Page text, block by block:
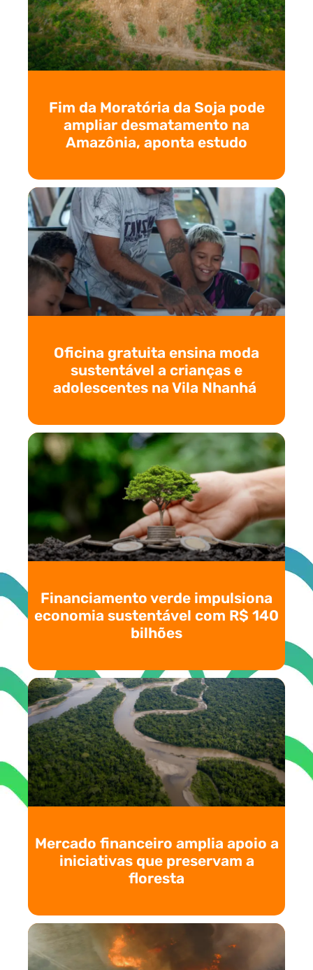
Fim da Moratória da Soja pode
ampliar desmatamento na
Amazônia, aponta estudo
Oficina gratuita ensina moda
sustentável a crianças e
adolescentes na Vila Nhanhá
Financiamento verde impulsiona
economia sustentável com R$ 140
bilhões
Mercado financeiro amplia apoio a
iniciativas que preservam a
floresta